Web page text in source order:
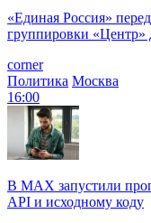
«Единая Россия»
группировки
corner
Политика Москва
16:00
В MAX запустили
API и исходному коду